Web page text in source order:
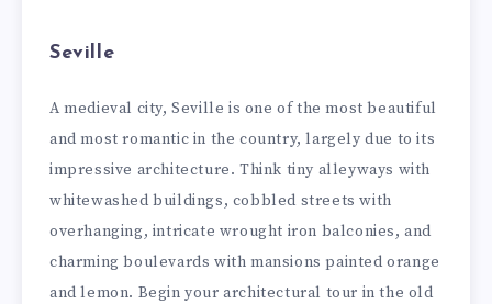
Seville
A medieval city, Seville is one of the most beautiful
and most romantic in the country, largely due to its
impressive architecture. Think tiny alleyways with
whitewashed buildings, cobbled streets with
overhanging, intricate wrought iron balconies, and
charming boulevards with mansions painted orange
and lemon. Begin your architectural tour in the old